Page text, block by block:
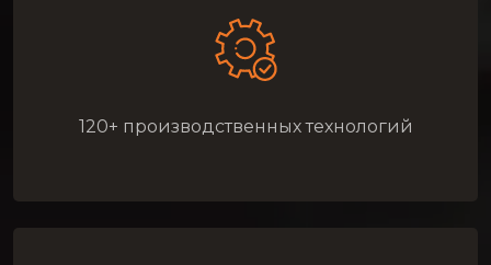
120+ производственных технологий